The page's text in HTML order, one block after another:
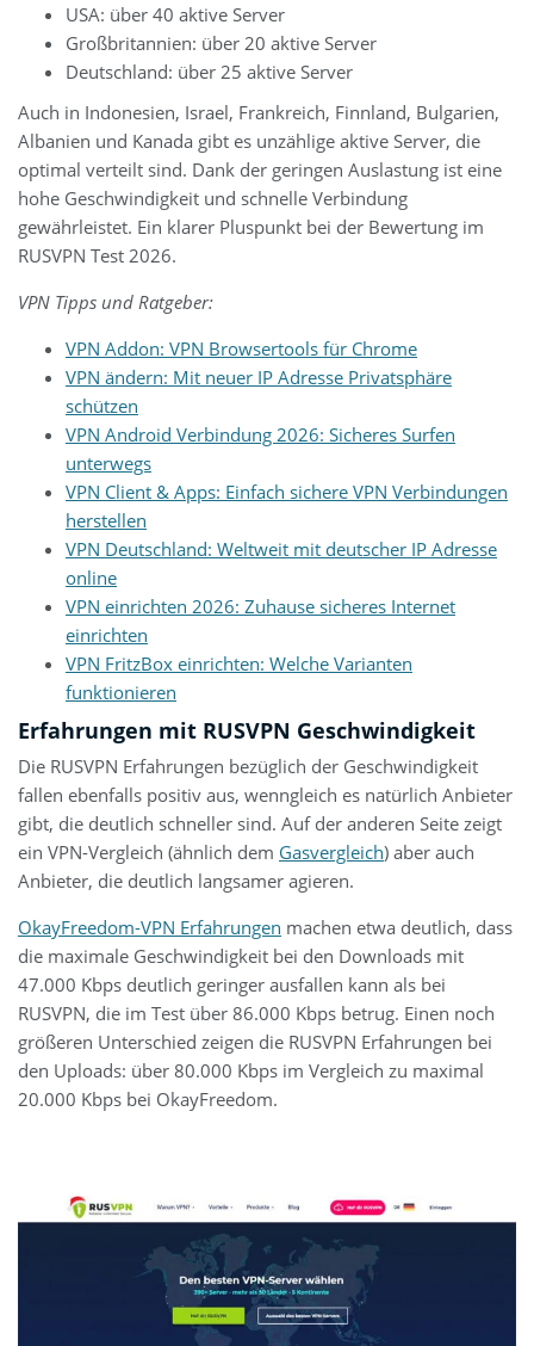
USA: über 40 aktive Server
Großbritannien: über 20 aktive Server
Deutschland: über 25 aktive Server
Auch in Indonesien, Israel, Frankreich, Finnland, Bulgarien,
Albanien und Kanada gibt es unzählige aktive Server, die
optimal verteilt sind. Dank der geringen Auslastung ist eine
hohe Geschwindigkeit und schnelle Verbindung
gewährleistet. Ein klarer Pluspunkt bei der Bewertung im
RUSVPN Test 2026.
VPN Tipps und Ratgeber:
VPN Addon: VPN Browsertools für Chrome
VPN ändern: Mit neuer IP Adresse Privatsphäre
schützen
VPN Android Verbindung 2026: Sicheres Surfen
unterwegs
VPN Client & Apps: Einfach sichere VPN Verbindungen
herstellen
VPN Deutschland: Weltweit mit deutscher IP Adresse
online
VPN einrichten 2026: Zuhause sicheres Internet
einrichten
VPN FritzBox einrichten: Welche Varianten
funktionieren
Erfahrungen mit RUSVPN Geschwindigkeit
Die RUSVPN Erfahrungen bezüglich der Geschwindigkeit
fallen ebenfalls positiv aus, wenngleich es natürlich Anbieter
gibt, die deutlich schneller sind. Auf der anderen Seite zeigt
ein VPN-Vergleich (ähnlich dem Gasvergleich) aber auch
Anbieter, die deutlich langsamer agieren.
OkayFreedom-VPN Erfahrungen machen etwa deutlich, dass
die maximale Geschwindigkeit bei den Downloads mit
47.000 Kbps deutlich geringer ausfallen kann als bei
RUSVPN, die im Test über 86.000 Kbps betrug. Einen noch
größeren Unterschied zeigen die RUSVPN Erfahrungen bei
den Uploads: über 80.000 Kbps im Vergleich zu maximal
20.000 Kbps bei OkayFreedom.